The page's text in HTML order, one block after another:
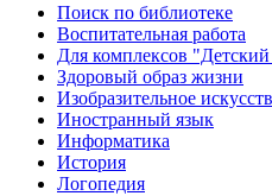
Поиск по библиотеке
Воспитательная работа
Для комплексов
Здоровый образ жизни
Изобразительное
Иностранный язык
Информатика
История
Логопедия